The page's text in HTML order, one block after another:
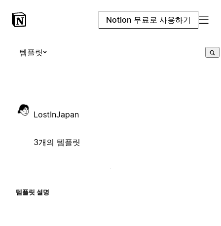
Notion 무료로 사용하기
템플릿
LostInJapan
3개의 템플릿
템플릿 설명